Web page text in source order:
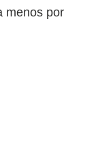
menos por